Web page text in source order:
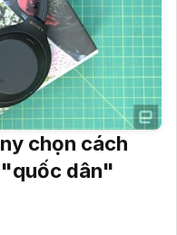
chọn cách
"quốc dân"